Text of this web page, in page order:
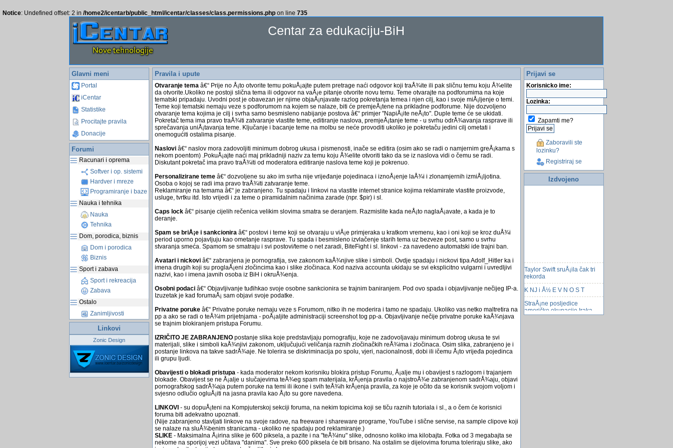
Notice: Undefined offset: 2 in /home2/icentarb/public_html/icentar/classes/class.permissions.php on line 735
Centar za edukaciju-BiH
Glavni meni
Portal
iCentar
Statistike
Procitajte pravila
Donacije
Forumi
Racunari i oprema
Softver i op. sistemi
Hardver i mreze
Programiranje i baze
Nauka i tehnika
Nauka
Tehnika
Dom, porodica, biznis
Dom i porodica
Biznis
Sport i zabava
Sport i rekreacija
Zabava
Ostalo
Zanimljivosti
Linkovi
Zonic Design
Pravila i upute
Otvaranje temaâ€“ Prije no Å¡to otvorite temu pokuÅ¡ajte putem pretrage naći odgovor koji traÅ¾ite ili pak sličnu temu koju Å¾elite
da otvorite.Ukoliko ne postoji slična tema ili odgovor na vaÅ¡e pitanje otvorite novu temu. Teme otvarajte na podforumima na koje
tematski pripadaju. Uvodni post je obavezan jer njime objaÅ¡njavate razlog pokretanja temea i njen cilj, kao i svoje miÅ¡ljenje o temi.
Teme koji tematski nemaju veze s podforumom na kojem se nalaze, biti će premjeÅ¡tene na prikladne podforume. Nije dozvoljeno
otvaranje tema kojima je cilj i svrha samo besmisleno nabijanje postova â€“ primjer "NapiÅ¡ite neÅ¡to". Duple teme će se ukidati.
Pokretač tema ima pravo traÅ¾iti zatvaranje vlastite teme, editiranje naslova, premjeÅ¡tanje teme - u svrhu odrÅ¾avanja rasprave ili
sprečavanja uniÅ¡tavanja teme. Ključanje i bacanje teme na molbu se neće provoditi ukoliko je pokretaču jedini cilj ometati i
onemogućiti ostalima pisanje.
Nasloviâ€“ naslov mora zadovoljiti minimum dobrog ukusa i pismenosti, inače se editira (osim ako se radi o namjernim greÅ¡kama s
nekom poentom) .PokuÅ¡ajte naći maj prikladniji naziv za temu koju Å¾elite otvoriti tako da se iz naslova vidi o čemu se radi.
Diskutant pokretač ima pravo traÅ¾iti od moderatora editiranje naslova teme koji je pokrenuo.
Personalizirane temeâ€“ dozvoljene su ako im svrha nije vrijeđanje pojedinaca i iznoÅ¡enje laÅ¾i i zlonamjernih izmiÅ¡ljotina.
Osoba o kojoj se radi ima pravo traÅ¾iti zatvaranje teme.
Reklamiranje na temama â€“ je zabranjeno. Tu spadaju i linkovi na vlastite internet stranice kojima reklamirate vlastite proizvode,
usluge, tvrtku itd. Isto vrijedi i za teme o piramidalnim načinima zarade (npr. $pir) i sl.
Caps lockâ€“ pisanje cijelih rečenica velikim slovima smatra se deranjem. Razmislite kada neÅ¡to naglaÅ¡avate, a kada je to
deranje.
Spam se briÅ¡e i sankcioniraâ€“ postovi i teme koji se otvaraju u viÅ¡e primjeraka u kratkom vremenu, kao i oni koji se kroz duÅ¾i
period uporno pojavljuju kao ometanje rasprave. Tu spada i besmisleno izvlačenje starih tema uz bezveze post, samo u svrhu
stvaranja smeća. Spamom se smatraju i svi postovi/teme o net zaradi, BiteFight i sl. linkovi - za navedeno automatski ide trajni ban.
Avatari i nickoviâ€“ zabranjena je pornografija, sve zakonom kaÅ¾njive slike i simboli. Ovdje spadaju i nickovi tipa Adolf_Hitler ka i
imena drugih koji su proglaÅ¡eni zločincima kao i slike zločinaca. Kod naziva accounta ukidaju se svi eksplicitno vulgarni i uvredljivi
nazivi, kao i imena javnih osoba iz BiH i okruÅ¾enja.
Osobni podaci â€“ Objavljivanje tuđihkao svoje osobne sankcionira se trajnim baniranjem. Pod ovo spada i objavljivanje nečijeg IP-a.
Izuzetak je kad forumaÅ¡ sam objavi svoje podatke.
Privatne porukeâ€“ Privatne poruke nemaju veze s Forumom, nitko ih ne moderira i tamo ne spadaju. Ukoliko vas netko maltretira na
pp a ako se radi o teÅ¾im prijetnjama - poÅ¡aljite administraciji screenshot tog pp-a. Objavljivanje nečije privatne poruke kaÅ¾njava
se trajnim blokiranjem pristupa Forumu.
IZRIČITO JE ZABRANJENOpostanje slika koje predstavljaju pornografiju, koje ne zadovoljavaju minimum dobrog ukusa te svi
materijali, slike i simboli kaÅ¾njivi zakonom, uključujući veličanja raznih zločinačkih reÅ¾ima i zločinaca. Osim slika, zabranjeno je i
postanje linkova na takve sadrÅ¾aje. Ne tolerira se diskriminacija po spolu, vjeri, nacionalnosti, dobi ili ičemu Å¡to vrijeđa pojedinca
ili grupu ljudi.
Obavijesti o blokadi pristupa- kada moderator nekom korisniku blokira pristup Forumu, Å¡alje mu i obavijest s razlogom i trajanjem
blokade. Obavijest se ne Å¡alje u slučajevima teÅ¾eg spam materijala, krÅ¡enja pravila o najstroÅ¾e zabranjenom sadrÅ¾aju, objavi
pornografskog sadrÅ¾aja putem poruke na temi ili ikone i svih teÅ¾ih krÅ¡enja pravila, za koje je očito da se korisnik svojom voljom i
svjesno odlučio ogluÅ¡iti na jasna pravila kao Å¡to su gore navedena.
LINKOVI - su dopuÅ¡teni na Kompjuterskoj sekciji foruma, na nekim topicima koji se tiču raznih tutoriala i sl., a o čem će korisnici
foruma biti adekvatno upoznati.
(Nije zabranjeno stavljati linkove na svoje radove, na freeware i shareware programe, YouTube i slične servise, na sample clipove koji
se nalaze na sluÅ¾benim stranicama - ukoliko ne spadaju pod reklamiranje.)
SLIKE- Maksimalna Å¡irina slike je 600 piksela, a pazite i na "teÅ¾inu" slike, odnosno koliko ima kilobajta. Fotka od 3 megabajta se
nekome na sporijoj vezi učitava "danima". Sve preko 600 piksela će biti brisano. Na ostalim se dijelovima foruma toleriraju slike, ako
Prijavi se
Korisnicko ime:
Lozinka:
Zapamti me?
Zaboravili ste
lozinku?
Registriraj se
Izdvojeno
Taylor Swift sruÅ¡ila čak tri
rekorda
K NJ i Å½ E V N O S T
StraÅ¡ne posljedice
američke okupacije Iraka